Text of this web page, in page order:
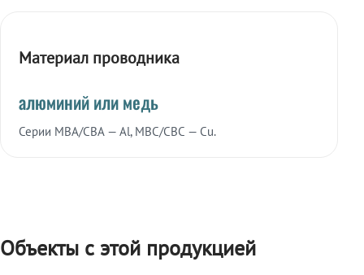
Материал проводника
алюминий или медь
Серии МВА/СВА — Al, МВС/СВС — Cu.
Объекты с этой продукцией